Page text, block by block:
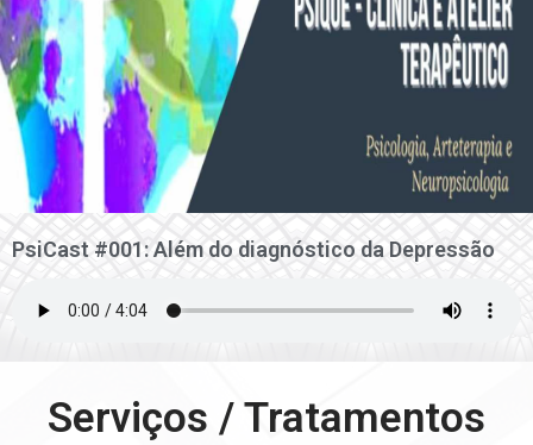
PsiCast #001: Além do diagnóstico da Depressão
Serviços / Tratamentos